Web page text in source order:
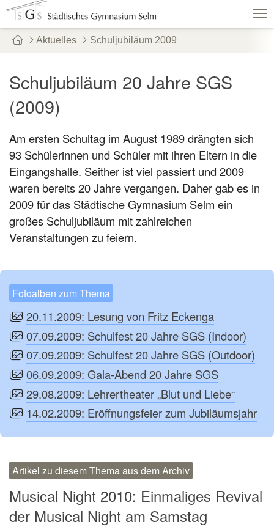
Vertretungen Kontakt
Aktuelles
Personen
Service
Aktuelles Schuljubiläum 2009
Schuljubiläum 20 Jahre SGS
(2009)
Am ersten Schultag im August 1989 drängten sich
93 Schülerinnen und Schüler mit ihren Eltern in die
Eingangshalle. Seither ist viel passiert und 2009
waren bereits 20 Jahre vergangen. Daher gab es in
2009 für das Städtische Gymnasium Selm ein
großes Schuljubiläum mit zahlreichen
Veranstaltungen zu feiern.
Fotoalben zum Thema
20.11.2009: Lesung von Fritz Eckenga
07.09.2009: Schulfest 20 Jahre SGS (Indoor)
07.09.2009: Schulfest 20 Jahre SGS (Outdoor)
06.09.2009: Gala-Abend 20 Jahre SGS
29.08.2009: Lehrertheater „Blut und Liebe“
14.02.2009: Eröffnungsfeier zum Jubiläumsjahr
Artikel zu diesem Thema aus dem Archiv
Musical Night 2010: Einmaliges Revival
der Musical Night am Samstag